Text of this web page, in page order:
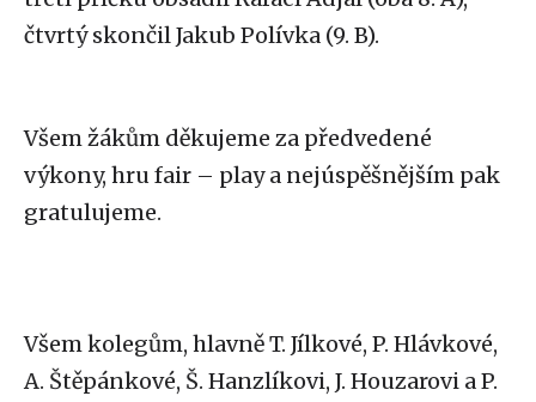
čtvrtý skončil Jakub Polívka (9. B).
Všem žákům děkujeme za předvedené
výkony, hru fair – play a nejúspěšnějším pak
gratulujeme.
Všem kolegům, hlavně T. Jílkové, P. Hlávkové,
A. Štěpánkové, Š. Hanzlíkovi, J. Houzarovi a P.